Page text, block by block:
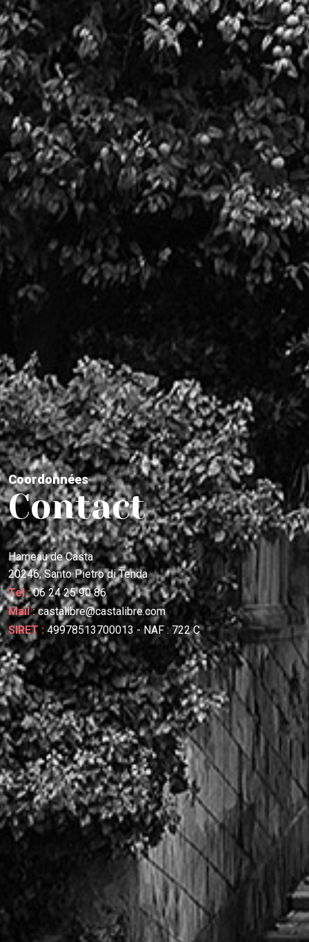
Coordonnées
Contact
Hameau de Casta
20246, Santo Pietro di Tenda
Tel : 06 24 25 90 86
Mail : castalibre@castalibre.com
SIRET : 49978513700013 - NAF : 722 C